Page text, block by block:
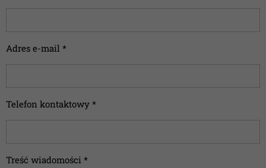
Adres e-mail *
Telefon kontaktowy *
Treść wiadomości *